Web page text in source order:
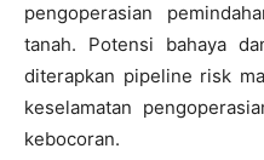
pengoperasian
tanah. Potensi bahaya
diterapkan pipeline risk
keselamatan
kebocoran.